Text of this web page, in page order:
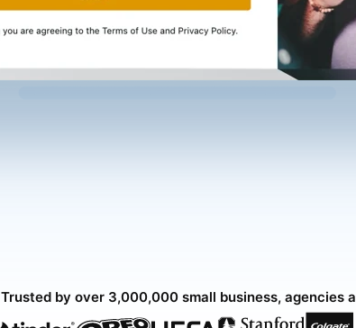
Trusted by over 3,000,000 small business, agencies